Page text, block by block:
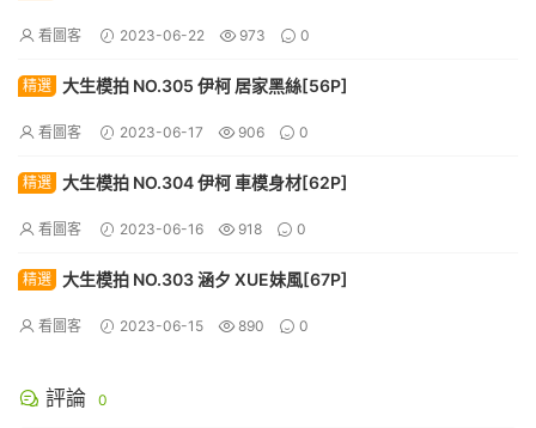
看圖客 2023-06-22 973 0
精選 大生模拍 NO.305 伊柯 居家黑絲[56P]
看圖客 2023-06-17 906 0
精選 大生模拍 NO.304 伊柯 車模身材[62P]
看圖客 2023-06-16 918 0
精選 大生模拍 NO.303 涵夕 XUE妹風[67P]
看圖客 2023-06-15 890 0
評論 0